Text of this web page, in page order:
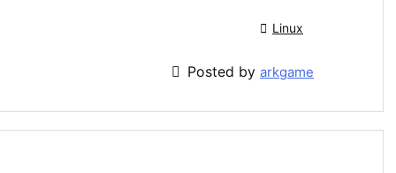
 Linux
 Posted by arkgame